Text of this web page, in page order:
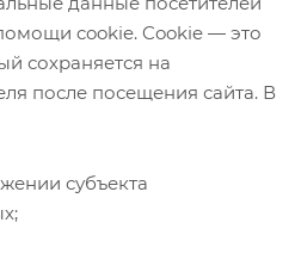
cookie. Cookie — это
сохраняется на
после посещения сайта. В
субъекта